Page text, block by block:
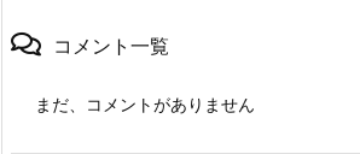
コメント一覧
まだ、コメントがありません